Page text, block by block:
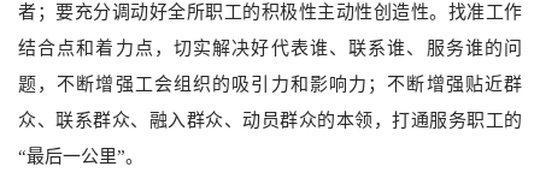
者；要充分调动好全所职工的积极性主动性创造性。找准工作
结合点和着力点，切实解决好代表谁、联系谁、服务谁的问
题，不断增强工会组织的吸引力和影响力；不断增强贴近群
众、联系群众、融入群众、动员群众的本领，打通服务职工的
“最后一公里”。